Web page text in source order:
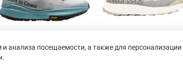
посещаемости, а также для персонализации